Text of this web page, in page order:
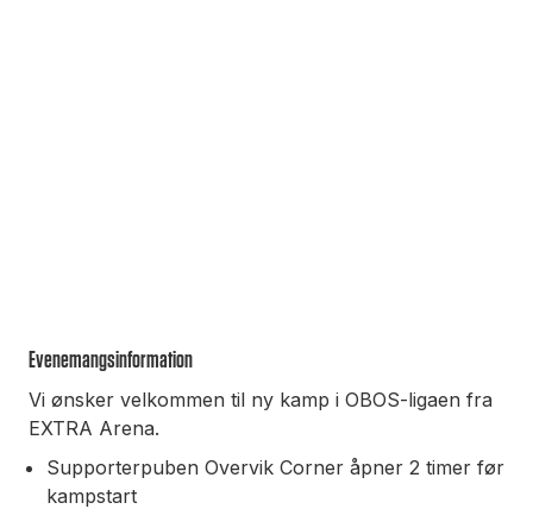
Evenemangsinformation
Vi ønsker velkommen til ny kamp i OBOS-ligaen fra
EXTRA Arena.
Supporterpuben Overvik Corner åpner 2 timer før
kampstart